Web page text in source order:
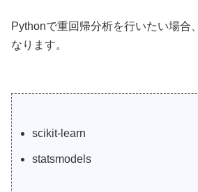
Pythonで重回帰分析を行いたい場合
なります。
scikit-learn
statsmodels